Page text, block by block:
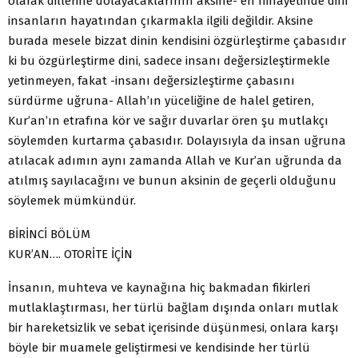
insanların hayatından çıkarmakla ilgili değildir. Aksine
burada mesele bizzat dinin kendisini özgürleştirme çabasıdır
ki bu özgürleştirme dini, sadece insanı değersizleştirmekle
yetinmeyen, fakat -insanı değersizleştirme çabasını
sürdürme uğruna- Allah’ın yüceliğine de halel getiren,
Kur’an’ın etrafına kör ve sağır duvarlar ören şu mutlakçı
söylemden kurtarma çabasıdır. Dolayısıyla da insan uğruna
atılacak adımın aynı zamanda Allah ve Kur’an uğrunda da
atılmış sayılacağını ve bunun aksinin de geçerli olduğunu
söylemek mümkündür.
BİRİNCİ BÖLÜM
KUR’AN…. OTORİTE İÇİN
İnsanın, muhteva ve kaynağına hiç bakmadan fikirleri
mutlaklaştırması, her türlü bağlam dışında onları mutlak
bir hareketsizlik ve sebat içerisinde düşünmesi, onlara karşı
böyle bir muamele geliştirmesi ve kendisinde her türlü